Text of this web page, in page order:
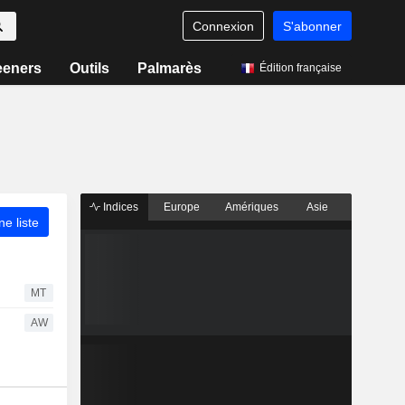
Connexion S'abonner
Outils Palmarès Édition française
liste
MT
AW
Indices Europe Amériques Asie